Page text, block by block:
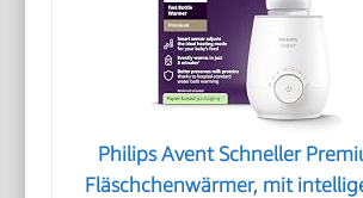
Philips Avent Schneller
Fläschchenwärmer, mit